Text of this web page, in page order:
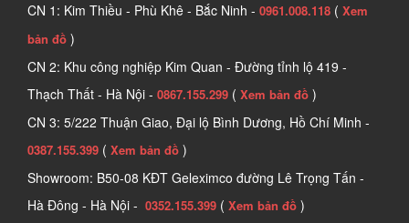
CN 1: Kim Thiều - Phù Khê - Bắc Ninh - 0961.008.118 ( Xem
bản đồ )
CN 2: Khu công nghiệp Kim Quan - Đường tỉnh lộ 419 -
Thạch Thất - Hà Nội - 0867.155.299 ( Xem bản đồ )
CN 3: 5/222 Thuận Giao, Đại lộ Bình Dương, Hồ Chí Minh -
0387.155.399 ( Xem bản đồ )
Showroom: B50-08 KĐT Geleximco đường Lê Trọng Tấn -
Hà Đông - Hà Nội - 0352.155.399 ( Xem bản đồ )